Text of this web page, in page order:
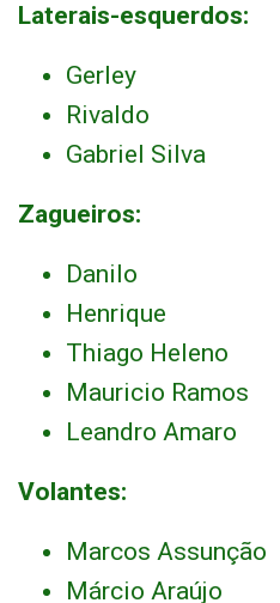
Laterais-esquerdos:
Gerley
Rivaldo
Gabriel Silva
Zagueiros:
Danilo
Henrique
Thiago Heleno
Mauricio Ramos
Leandro Amaro
Volantes:
Marcos Assunção
Márcio Araújo